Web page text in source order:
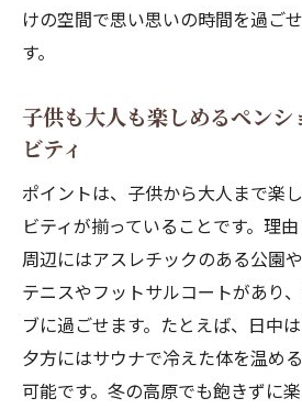
けの空間で思い思いの時間を過ご
す。
子供も大人も楽しめるペンシ
ビティ
ポイントは、子供から大人まで楽
ビティが揃っていることです。理
周辺にはアスレチックのある公園
テニスやフットサルコートがあり
ブに過ごせます。たとえば、日中
夕方にはサウナで冷えた体を温め
可能です。冬の高原でも飽きずに